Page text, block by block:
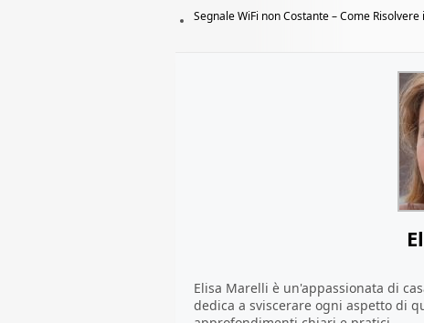
Segnale WiFi non Costante – Come Risolvere
Elisa Marelli è un'appassionata di
dedica a sviscerare ogni aspetto di